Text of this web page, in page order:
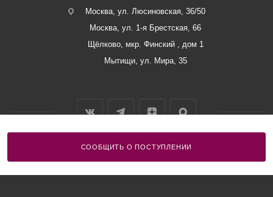
СООБЩИТЬ О ПОСТУПЛЕНИИ
Москва, ул. Люсиновская, 36/50
Москва, ул. 1-я Брестская, 66
Щёлково, мкр. Финский , дом 1
Мытищи, ул. Мира, 35